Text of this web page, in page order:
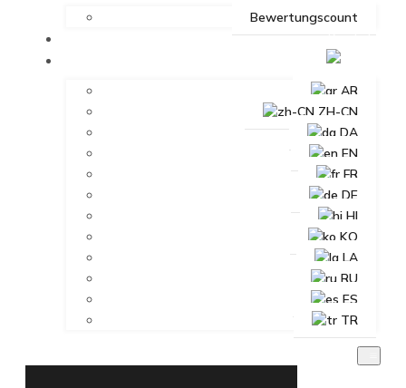
Bewertungscount
Kontakt
AR
ZH-CN
DA
EN
FR
DE
HI
KO
LA
RU
ES
TR